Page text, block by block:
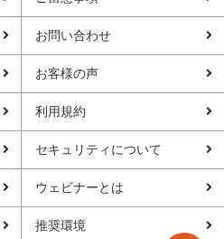
お問い合わせ
お客様の声
利用規約
セキュリティについて
ウェビナーとは
推奨環境